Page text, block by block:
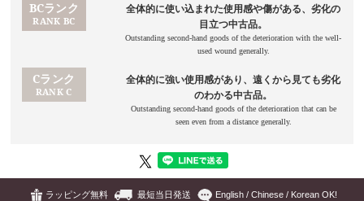
ラッピング無料 最短当日発送 English / Chinese / Korean OK!